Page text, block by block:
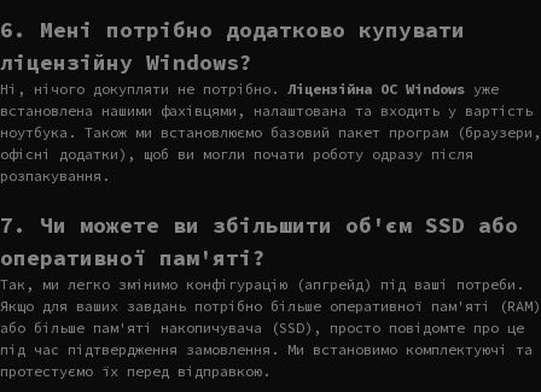
6. Мені потрібно додатково купувати
ліцензійну Windows?
Ні, нічого докупляти не потрібно. Ліцензійна ОС Windows уже
встановлена нашими фахівцями, налаштована та входить у вартість
ноутбука. Також ми встановлюємо базовий пакет програм (браузери,
офісні додатки), щоб ви могли почати роботу одразу після
розпакування.
7. Чи можете ви збільшити об'єм SSD або
оперативної пам'яті?
Так, ми легко змінимо конфігурацію (апгрейд) під ваші потреби.
Якщо для ваших завдань потрібно більше оперативної пам'яті (RAM)
або більше пам'яті накопичувача (SSD), просто повідомте про це
під час підтвердження замовлення. Ми встановимо комплектуючі та
протестуємо їх перед відправкою.